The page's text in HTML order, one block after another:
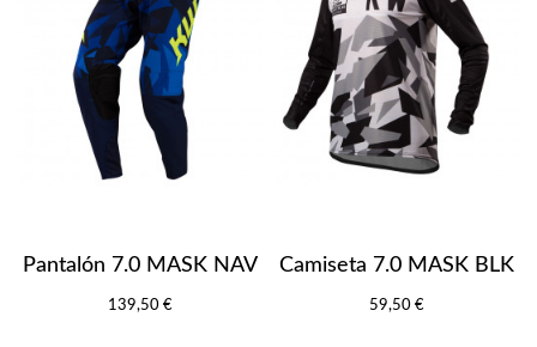
Pantalón 7.0 MASK NAV
139,50 €
Camiseta 7.0 MASK BLK
59,50 €